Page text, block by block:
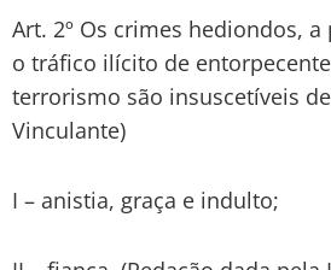
Art. 2º Os crimes hediondos,
o tráfico ilícito de
terrorismo são insuscetíveis
Vinculante)
I – anistia, graça e indulto;